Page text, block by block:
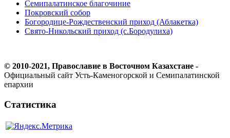
Семипалатинское благочиние
Покровский собор
Богородице-Рождественский приход (Аблакетка)
Свято-Никольский приход (с.Бородулиха)
© 2010-2021, Православие в Восточном Казахстане -
Официальный сайт Усть-Каменогорской и Семипалатинской
епархии
Статистика